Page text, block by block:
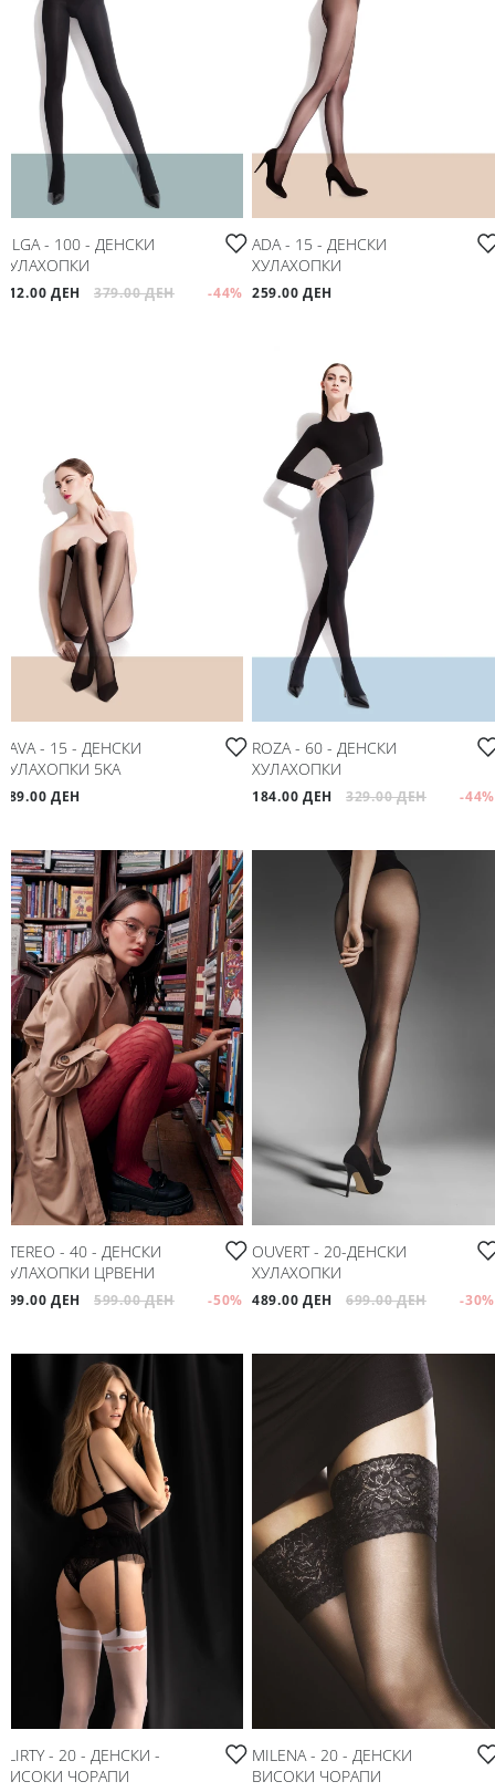
OLGA - 100 - ДЕНСКИ
ХУЛАХОПКИ
212.00 ДЕН 379.00 ДЕН -44%
ADA - 15 - ДЕНСКИ
ХУЛАХОПКИ
259.00 ДЕН
SAVA - 15 - ДЕНСКИ
ХУЛАХОПКИ 5KA
189.00 ДЕН
ROZA - 60 - ДЕНСКИ
ХУЛАХОПКИ
184.00 ДЕН 329.00 ДЕН -44%
STEREO - 40 - ДЕНСКИ
ХУЛАХОПКИ ЦРВЕНИ
299.00 ДЕН 599.00 ДЕН -50%
OUVERT - 20-ДЕНСКИ
ХУЛАХОПКИ
489.00 ДЕН 699.00 ДЕН -30%
FLIRTY - 20 - ДЕНСКИ -
ВИСОКИ ЧОРАПИ
MILENA - 20 - ДЕНСКИ
ВИСОКИ ЧОРАПИ